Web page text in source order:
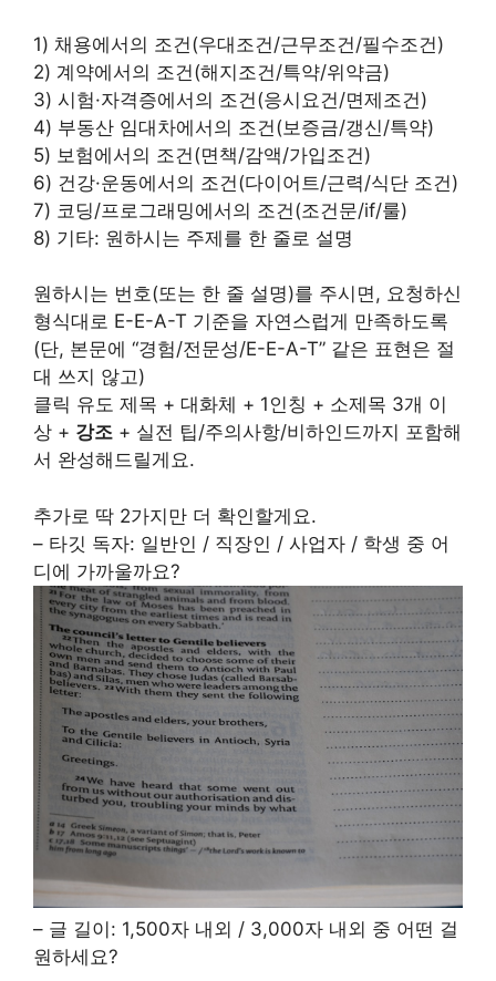
1) 채용에서의 조건(우대조건/근무조건/필수조건)
2) 계약에서의 조건(해지조건/특약/위약금)
3) 시험·자격증에서의 조건(응시요건/면제조건)
4) 부동산 임대차에서의 조건(보증금/갱신/특약)
5) 보험에서의 조건(면책/감액/가입조건)
6) 건강·운동에서의 조건(다이어트/근력/식단 조건)
7) 코딩/프로그래밍에서의 조건(조건문/if/룰)
8) 기타: 원하시는 주제를 한 줄로 설명
원하시는 번호(또는 한 줄 설명)를 주시면, 요청하신
형식대로 E-E-A-T 기준을 자연스럽게 만족하도록
(단, 본문에 “경험/전문성/E-E-A-T” 같은 표현은 절
대 쓰지 않고)
클릭 유도 제목 + 대화체 + 1인칭 + 소제목 3개 이
상 + 강조 + 실전 팁/주의사항/비하인드까지 포함해
서 완성해드릴게요.
추가로 딱 2가지만 더 확인할게요.
– 타깃 독자: 일반인 / 직장인 / 사업자 / 학생 중 어
디에 가까울까요?
– 글 길이: 1,500자 내외 / 3,000자 내외 중 어떤 걸
원하세요?